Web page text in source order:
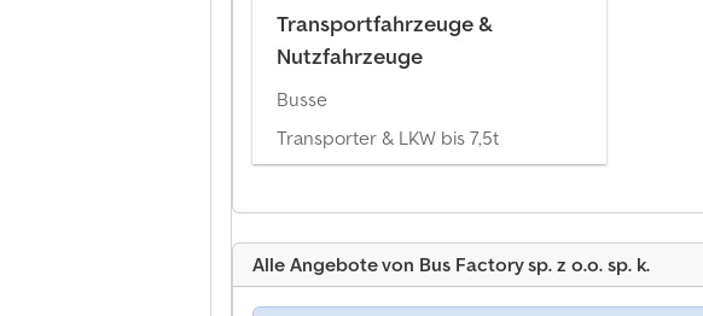
Transportfahrzeuge &
Nutzfahrzeuge
Busse
Transporter & LKW bis 7,5t
Alle Angebote von Bus Factory sp. z o.o. sp. k.